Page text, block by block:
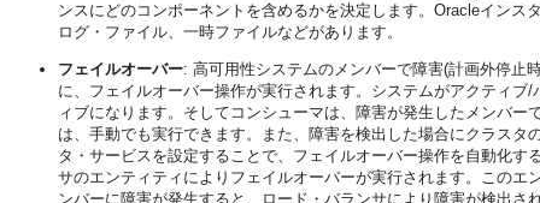
ンスにどのコンポーネントを含めるかを決定します。Oracleイン
ログ・ファイル、一時ファイルなどがあります。
フェイルオーバー: 高可用性システムのメンバーで障害(計画外停止
に、フェイルオーバー操作が実行されます。システムがアクティ
ィブになります。そしてコンシューマは、障害が発生したメンバ
は、手動でも実行できます。また、障害を検出した場合にクラス
タ・サービスを設定することで、フェイルオーバー操作を自動化
サのエンティティによりフェイルオーバーが実行されます。この
ンバーに障害が発生すると、ロード・バランサにより障害が検出